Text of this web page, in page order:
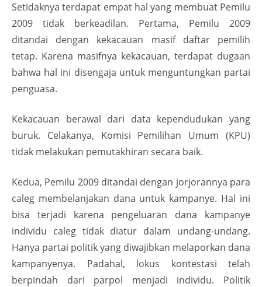
Setidaknya terdapat empat hal yang membuat Pemilu
2009 tidak berkeadilan. Pertama, Pemilu 2009
ditandai dengan kekacauan masif daftar pemilih
tetap. Karena masifnya kekacauan, terdapat dugaan
bahwa hal ini disengaja untuk menguntungkan partai
penguasa.
Kekacauan berawal dari data kependudukan yang
buruk. Celakanya, Komisi Pemilihan Umum (KPU)
tidak melakukan pemutakhiran secara baik.
Kedua, Pemilu 2009 ditandai dengan jorjorannya para
caleg membelanjakan dana untuk kampanye. Hal ini
bisa terjadi karena pengeluaran dana kampanye
individu caleg tidak diatur dalam undang-undang.
Hanya partai politik yang diwajibkan melaporkan dana
kampanyenya. Padahal, lokus kontestasi telah
berpindah dari parpol menjadi individu. Politik